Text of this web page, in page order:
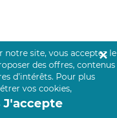
bancaire est cryptée
site, vous acceptez le
des offres, contenus
d’intérêts. Pour plus
vos cookies,
J'accepte
✕